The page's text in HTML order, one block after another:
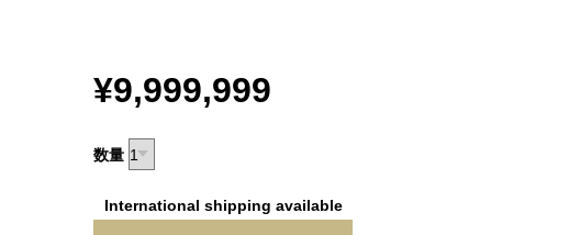
¥9,999,999
数量
International shipping available